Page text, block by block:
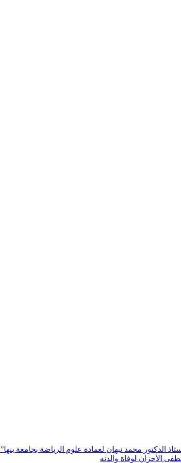
الدكتور محمد نبهان لعمادة علوم الرياضة بجامعة بنها”
الأحزان لوفاة والدته